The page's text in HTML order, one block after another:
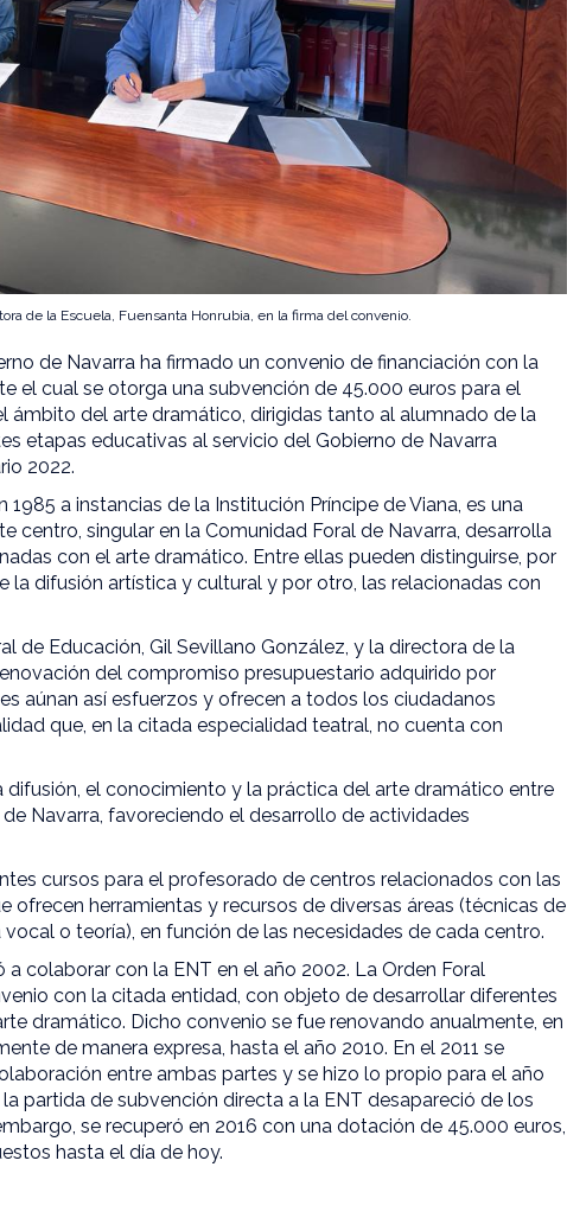
de la Escuela, Fuensanta Honrubia, en la firma del convenio.
de Navarra ha firmado un convenio de financiación con la
el cual se otorga una subvención de 45.000 euros para el
ámbito del arte dramático, dirigidas tanto al alumnado de la
etapas educativas al servicio del Gobierno de Navarra
2022.
a instancias de la Institución Príncipe de Viana, es una
centro, singular en la Comunidad Foral de Navarra, desarrolla
con el arte dramático. Entre ellas pueden distinguirse, por
la difusión artística y cultural y por otro, las relacionadas con
de Educación, Gil Sevillano González, y la directora de la
del compromiso presupuestario adquirido por
aúnan así esfuerzos y ofrecen a todos los ciudadanos
que, en la citada especialidad teatral, no cuenta con
difusión, el conocimiento y la práctica del arte dramático entre
Navarra, favoreciendo el desarrollo de actividades
cursos para el profesorado de centros relacionados con las
ofrecen herramientas y recursos de diversas áreas (técnicas de
o teoría), en función de las necesidades de cada centro.
colaborar con la ENT en el año 2002. La Orden Foral
con la citada entidad, con objeto de desarrollar diferentes
dramático. Dicho convenio se fue renovando anualmente, en
de manera expresa, hasta el año 2010. En el 2011 se
entre ambas partes y se hizo lo propio para el año
la partida de subvención directa a la ENT desapareció de los
se recuperó en 2016 con una dotación de 45.000 euros,
hasta el día de hoy.